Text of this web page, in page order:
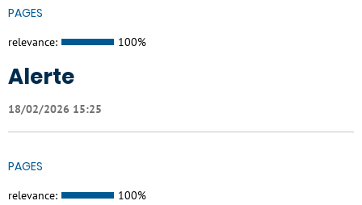
PAGES
relevance: 100%
Alerte
18/02/2026 15:25
PAGES
relevance: 100%